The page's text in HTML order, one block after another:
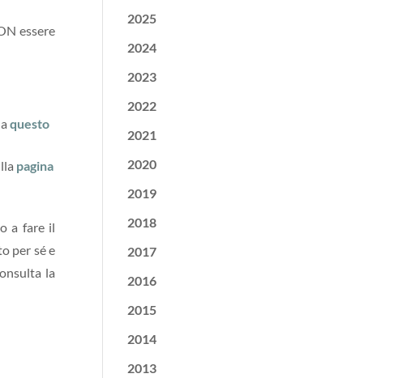
essere
aquesto
pagina
a fare il
per sé e
la
2025
2024
2023
2022
2021
2020
2019
2018
2017
2016
2015
2014
2013